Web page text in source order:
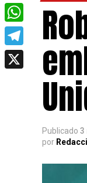
Publicado 3
por
Facebook
WhatsApp
Telegram